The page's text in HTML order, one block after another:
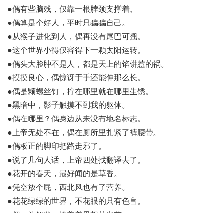
●偶有些脑残，仅靠一根脖颈支撑着。
●偶算是个好人，平时只骗骗自己。
●从猴子进化到人，偶再没有尾巴可翘。
●这个世界小得仅容得下一颗太阳运转。
●偶头大脸肿不是人，都是天上的馅饼惹的祸。
●摸摸良心，偶惊讶于手还能伸那么长。
●偶是颗螺丝钉，拧在哪里就在哪里生锈。
●黑暗中，影子触摸不到我的躯体。
●偶在哪里？偶身边从来没有地名标志。
●上帝无处不在，偶在厕所里扎紧了裤腰带。
●偶板正的脚印把路走邪了。
●说了几句人话，上帝四处找翻译去了。
●花开的春天，最好闻的是草香。
●凭空放个屁，西北风也有了营养。
●花花绿绿的世界，不花眼的只有色盲。